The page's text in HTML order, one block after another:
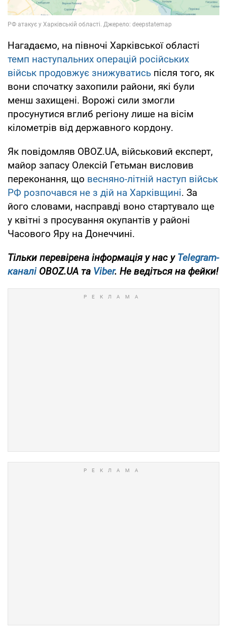
Нагадаємо, на півночі Харківської області
темп наступальних операцій російських
військ продовжує знижуватись після того, як
вони спочатку захопили райони, які були
менш захищені. Ворожі сили змогли
просунутися вглиб регіону лише на вісім
кілометрів від державного кордону.
Як повідомляв OBOZ.UA, військовий експерт,
майор запасу Олексій Гетьман висловив
переконання, що весняно-літній наступ військ
РФ розпочався не з дій на Харківщині. За
його словами, насправді воно стартувало ще
у квітні з просування окупантів у районі
Часового Яру на Донеччині.
Тільки перевірена інформація у нас уTelegram-
каналіOBOZ.UA та Viber. Не ведіться на фейки!